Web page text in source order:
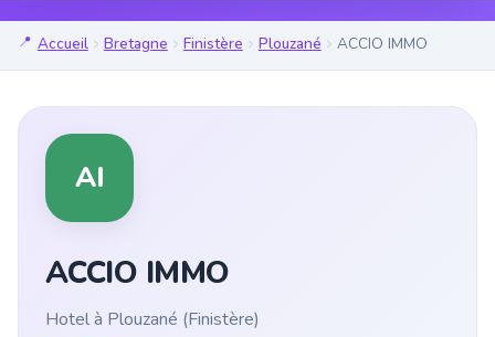
Accueil Bretagne Finistère Plouzané ACCIO IMMO
AI
ACCIO IMMO
Hotel à Plouzané (Finistère)